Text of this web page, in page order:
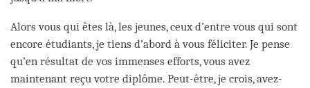
Alors vous qui êtes là, les jeunes, ceux d’entre vous qui sont
encore étudiants, je tiens d’abord à vous féliciter. Je pense
qu’en résultat de vos immenses efforts, vous avez
maintenant reçu votre diplôme. Peut-être, je crois, avez-